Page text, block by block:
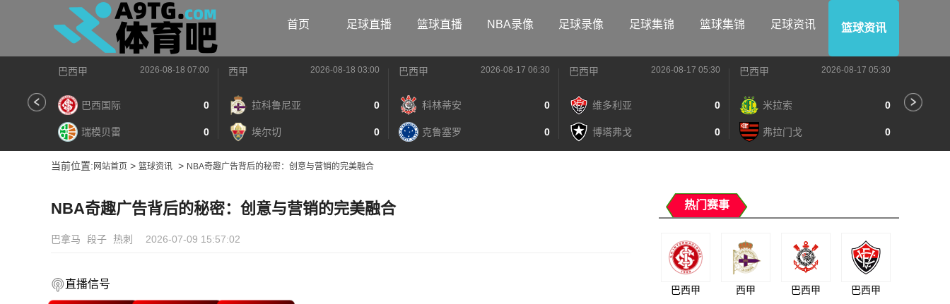
首页 足球直播 篮球直播 NBA录像 足球录像 足球集锦 篮球集锦 足球资讯 篮球资讯
巴西甲 2026-08-18 07:00
巴西国际 0
瑞模贝雷 0
西甲 2026-08-18 03:00
拉科鲁尼亚 0
埃尔切 0
巴西甲 2026-08-17 06:30
科林蒂安 0
克鲁塞罗 0
巴西甲 2026-08-17 05:30
维多利亚 0
博塔弗戈 0
巴西甲 2026-08-17 05:30
米拉索 0
弗拉门戈 0
当前位置: 网站首页 > 篮球资讯 > NBA奇趣广告背后的秘密：创意与营销的完美融合
NBA奇趣广告背后的秘密：创意与营销的完美融合
巴拿马 段子 热刺 2026-07-09 15:57:02
直播信号
热门赛事
巴西甲 西甲 巴西甲 巴西甲